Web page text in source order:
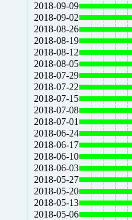
2018-09-09
2018-09-02
2018-08-26
2018-08-19
2018-08-12
2018-08-05
2018-07-29
2018-07-22
2018-07-15
2018-07-08
2018-07-01
2018-06-24
2018-06-17
2018-06-10
2018-06-03
2018-05-27
2018-05-20
2018-05-13
2018-05-06